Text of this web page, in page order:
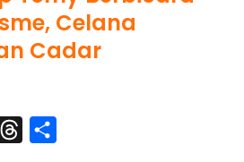
Celana
Cadar